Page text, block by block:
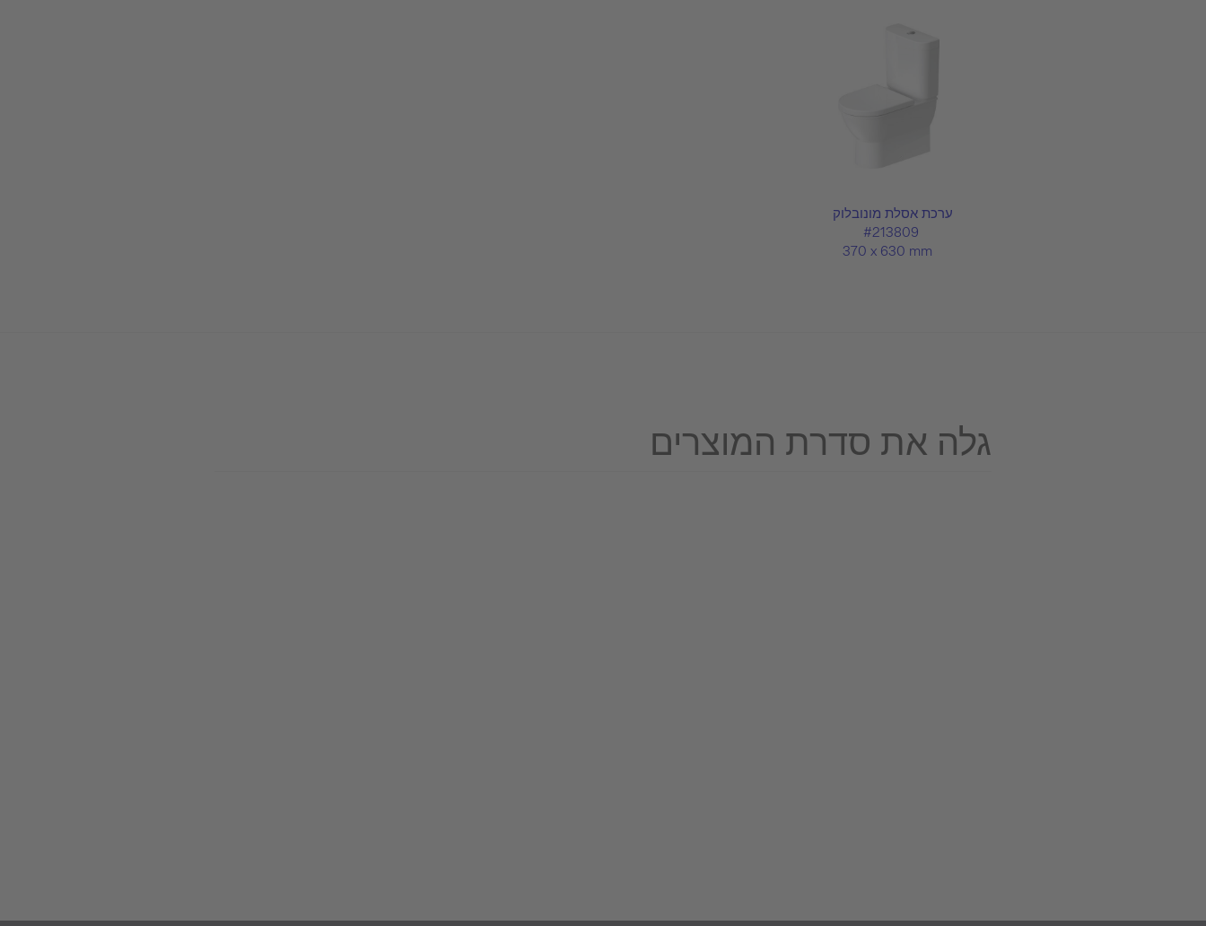
ערכת אסלת מונובלוק
#213809
370 x 630 mm
גלה את סדרת המוצרים